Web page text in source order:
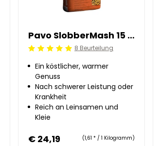
Pavo SlobberMash 15 kg
Beoordeling: 5/58 Beurteilung
Ein köstlicher, warmer
Genuss
Nach schwerer Leistung oder
Krankheit
Reich an Leinsamen und
Kleie
€ 24,19 (1,61 * / 1 Kilogramm)